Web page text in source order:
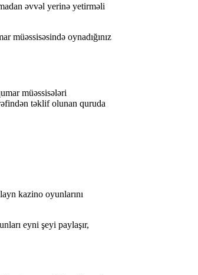
əvvəl yerinə yetirməli
müəssisəsində oynadığınız
müəssisələri
təklif olunan quruda
kazino oyunlarını
eyni şeyi paylaşır,